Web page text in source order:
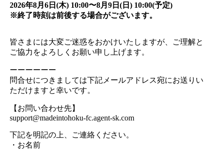
2026年8月6日(木) 10:00〜8月9日(日) 10:00(予定)
※終了時刻は前後する場合がございます。
皆さまには大変ご迷惑をおかけいたしますが、ご理解と
ご協力をよろしくお願い申し上げます。
ーーーーーー
問合せにつきましては下記メールアドレス宛にお送りい
ただけますと幸いです。
【お問い合わせ先】
support@madeintohoku-fc.agent-sk.com
下記を明記の上、ご連絡ください。
・お名前